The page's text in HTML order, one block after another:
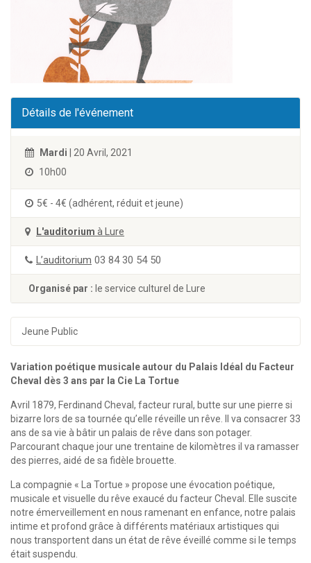
Détails de l'événement
Mardi | 20 Avril, 2021
10h00
5€ - 4€ (adhérent, réduit et jeune)
L'auditorium à Lure
L’auditorium 03 84 30 54 50
Organisé par : le service culturel de Lure
Jeune Public
Variation poétique musicale autour du Palais Idéal du Facteur
Cheval dès 3 ans par la Cie La Tortue
Avril 1879, Ferdinand Cheval, facteur rural, butte sur une pierre si
bizarre lors de sa tournée qu’elle réveille un rêve. Il va consacrer 33
ans de sa vie à bâtir un palais de rêve dans son potager.
Parcourant chaque jour une trentaine de kilomètres il va ramasser
des pierres, aidé de sa fidèle brouette.
La compagnie « La Tortue » propose une évocation poétique,
musicale et visuelle du rêve exaucé du facteur Cheval. Elle suscite
notre émerveillement en nous ramenant en enfance, notre palais
intime et profond grâce à différents matériaux artistiques qui
nous transportent dans un état de rêve éveillé comme si le temps
était suspendu.